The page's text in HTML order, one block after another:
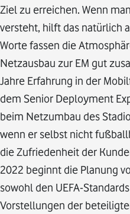
Ziel zu erreichen. Wenn
versteht, hilft das natürlich
Worte fassen die
Netzausbau zur EM gut
Jahre Erfahrung in der
dem Senior Deployment
beim Netzumbau des
wenn er selbst nicht
die Zufriedenheit der
2022 beginnt die Planung
sowohl den UEFA-
Vorstellungen der